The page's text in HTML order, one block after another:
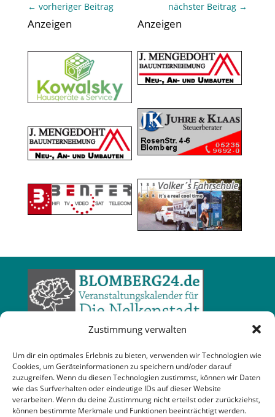
Zustimmung verwalten
Um dir ein optimales Erlebnis zu bieten, verwenden wir Technologien wie
Cookies, um Geräteinformationen zu speichern und/oder darauf
zuzugreifen. Wenn du diesen Technologien zustimmst, können wir Daten
wie das Surfverhalten oder eindeutige IDs auf dieser Website
verarbeiten. Wenn du deine Zustimmung nicht erteilst oder zurückziehst,
können bestimmte Merkmale und Funktionen beeinträchtigt werden.
← vorheriger Beitrag nächster Beitrag →
Anzeigen Anzeigen